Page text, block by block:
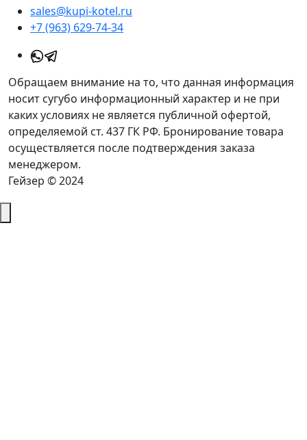
sales@kupi-kotel.ru
+7 (963) 629-74-34
Обращаем внимание на то, что данная информация
носит сугубо информационный характер и не при
каких условиях не является публичной офертой,
определяемой ст. 437 ГК РФ. Бронирование товара
осуществляется после подтверждения заказа
менеджером.
Гейзер © 2024